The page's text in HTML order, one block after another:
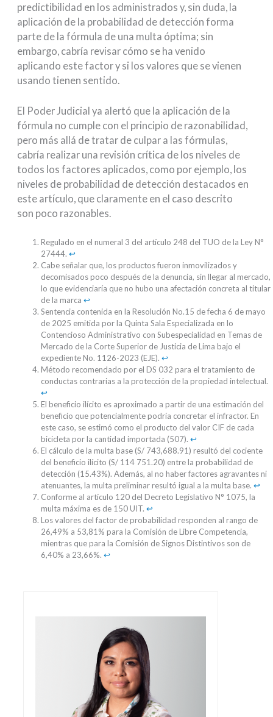
predictibilidad en los administrados y, sin duda, la
aplicación de la probabilidad de detección forma
parte de la fórmula de una multa óptima; sin
embargo, cabría revisar cómo se ha venido
aplicando este factor y si los valores que se vienen
usando tienen sentido.
El Poder Judicial ya alertó que la aplicación de la
fórmula no cumple con el principio de razonabilidad,
pero más allá de tratar de culpar a las fórmulas,
cabría realizar una revisión crítica de los niveles de
todos los factores aplicados, como por ejemplo, los
niveles de probabilidad de detección destacados en
este artículo, que claramente en el caso descrito
son poco razonables.
Regulado en el numeral 3 del artículo 248 del TUO de la Ley N°
27444. ↩︎
Cabe señalar que, los productos fueron inmovilizados y
decomisados poco después de la denuncia, sin llegar al mercado,
lo que evidenciaría que no hubo una afectación concreta al titular
de la marca ↩︎
Sentencia contenida en la Resolución No.15 de fecha 6 de mayo
de 2025 emitida por la Quinta Sala Especializada en lo
Contencioso Administrativo con Subespecialidad en Temas de
Mercado de la Corte Superior de Justicia de Lima bajo el
expediente No. 1126-2023 (EJE). ↩︎
Método recomendado por el DS 032 para el tratamiento de
conductas contrarias a la protección de la propiedad intelectual.
↩︎
El beneficio ilícito es aproximado a partir de una estimación del
beneficio que potencialmente podría concretar el infractor. En
este caso, se estimó como el producto del valor CIF de cada
bicicleta por la cantidad importada (507). ↩︎
El cálculo de la multa base (S/ 743,688.91) resultó del cociente
del beneficio ilícito (S/ 114 751.20) entre la probabilidad de
detección (15.43%). Además, al no haber factores agravantes ni
atenuantes, la multa preliminar resultó igual a la multa base. ↩︎
Conforme al artículo 120 del Decreto Legislativo N° 1075, la
multa máxima es de 150 UIT. ↩︎
Los valores del factor de probabilidad responden al rango de
26,49% a 53,81% para la Comisión de Libre Competencia,
mientras que para la Comisión de Signos Distintivos son de
6,40% a 23,66%. ↩︎